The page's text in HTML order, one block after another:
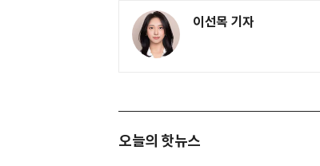
이선목 기자
오늘의 핫뉴스